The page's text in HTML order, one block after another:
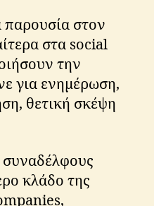
παρουσία στον
στα social
την
για ενημέρωση,
θετική σκέψη
συναδέλφους
κλάδο της